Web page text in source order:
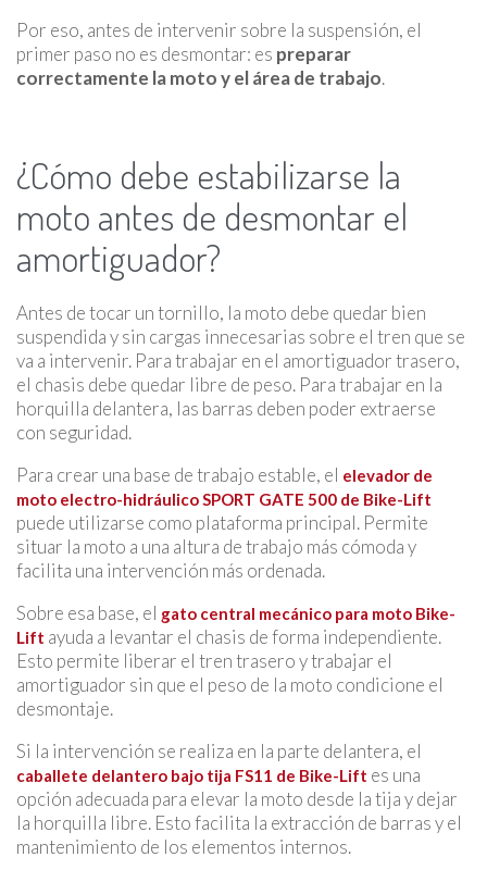
Por eso, antes de intervenir sobre la suspensión, el
primer paso no es desmontar: es preparar
correctamente la moto y el área de trabajo.
¿Cómo debe estabilizarse la
moto antes de desmontar el
amortiguador?
Antes de tocar un tornillo, la moto debe quedar bien
suspendida y sin cargas innecesarias sobre el tren que se
va a intervenir. Para trabajar en el amortiguador trasero,
el chasis debe quedar libre de peso. Para trabajar en la
horquilla delantera, las barras deben poder extraerse
con seguridad.
Para crear una base de trabajo estable, el elevador de
moto electro-hidráulico SPORT GATE 500 de Bike-Lift
puede utilizarse como plataforma principal. Permite
situar la moto a una altura de trabajo más cómoda y
facilita una intervención más ordenada.
Sobre esa base, el gato central mecánico para moto Bike-
Lift ayuda a levantar el chasis de forma independiente.
Esto permite liberar el tren trasero y trabajar el
amortiguador sin que el peso de la moto condicione el
desmontaje.
Si la intervención se realiza en la parte delantera, el
caballete delantero bajo tija FS11 de Bike-Lift es una
opción adecuada para elevar la moto desde la tija y dejar
la horquilla libre. Esto facilita la extracción de barras y el
mantenimiento de los elementos internos.